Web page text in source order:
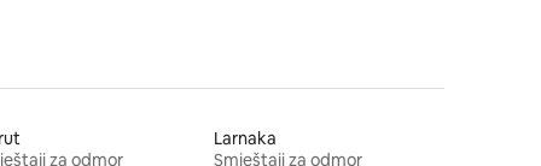
za odmor
Larnaka
Smještaji za odmor